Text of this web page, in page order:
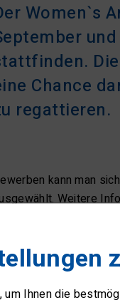
Women`s
Chance
regattieren.
kann man
Weitere
um Ihnen die